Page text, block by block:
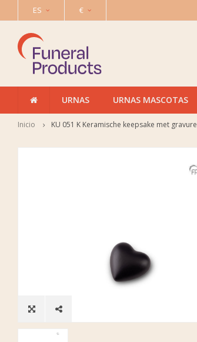
ES €
URNAS URNAS MASCOTAS
Inicio KU 051 K Keramische keepsake met gravure